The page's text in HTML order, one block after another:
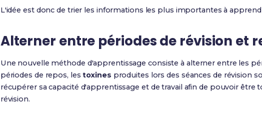
L'idée est donc de trier les informations les plus importantes à
Alterner entre périodes de révision et
Une nouvelle méthode d'apprentissage consiste à alterner entre les
périodes de repos, lestoxines produites lors des séances de révision
récupérer sa capacité d'apprentissage et de travail afin de pouvoir
révision.